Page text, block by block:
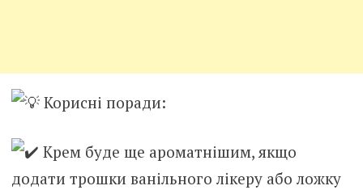
Корисні поради:
Крем буде ще ароматнішим, якщо
додати трошки ванільного лікеру або ложку